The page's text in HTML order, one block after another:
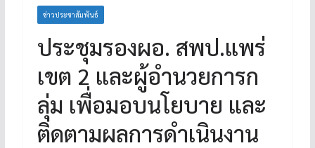
ข่าวประชาสัมพันธ์
ประชุมรองผอ. สพป.แพร่
เขต 2 และผู้อำนวยการก
ลุ่ม เพื่อมอบนโยบาย และ
ติดตามผลการดำเนินงาน